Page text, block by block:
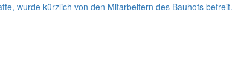
wurde kürzlich von den Mitarbeitern des Bauhofs befreit.